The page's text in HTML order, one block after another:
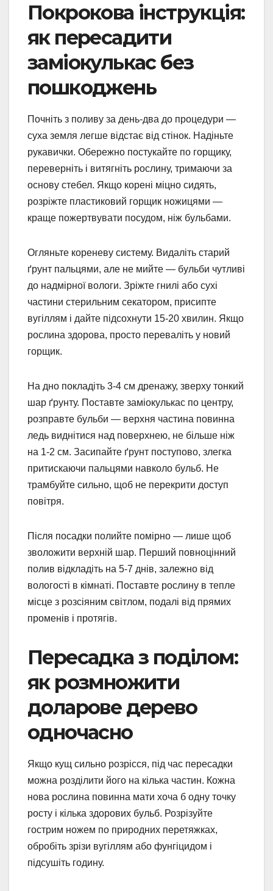
Покрокова інструкція:
як пересадити
заміокулькас без
пошкоджень
Почніть з поливу за день-два до процедури —
суха земля легше відстає від стінок. Надіньте
рукавички. Обережно постукайте по горщику,
переверніть і витягніть рослину, тримаючи за
основу стебел. Якщо корені міцно сидять,
розріжте пластиковий горщик ножицями —
краще пожертвувати посудом, ніж бульбами.
Огляньте кореневу систему. Видаліть старий
ґрунт пальцями, але не мийте — бульби чутливі
до надмірної вологи. Зріжте гнилі або сухі
частини стерильним секатором, присипте
вугіллям і дайте підсохнути 15-20 хвилин. Якщо
рослина здорова, просто переваліть у новий
горщик.
На дно покладіть 3-4 см дренажу, зверху тонкий
шар ґрунту. Поставте заміокулькас по центру,
розправте бульби — верхня частина повинна
ледь виднітися над поверхнею, не більше ніж
на 1-2 см. Засипайте ґрунт поступово, злегка
притискаючи пальцями навколо бульб. Не
трамбуйте сильно, щоб не перекрити доступ
повітря.
Після посадки полийте помірно — лише щоб
зволожити верхній шар. Перший повноцінний
полив відкладіть на 5-7 днів, залежно від
вологості в кімнаті. Поставте рослину в тепле
місце з розсіяним світлом, подалі від прямих
променів і протягів.
Пересадка з поділом:
як розмножити
доларове дерево
одночасно
Якщо кущ сильно розрісся, під час пересадки
можна розділити його на кілька частин. Кожна
нова рослина повинна мати хоча б одну точку
росту і кілька здорових бульб. Розрізуйте
гострим ножем по природних перетяжках,
обробіть зрізи вугіллям або фунгіцидом і
підсушіть годину.